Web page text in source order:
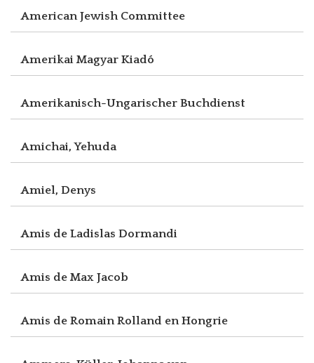
American Jewish Committee
Amerikai Magyar Kiadó
Amerikanisch-Ungarischer Buchdienst
Amichai, Yehuda
Amiel, Denys
Amis de Ladislas Dormandi
Amis de Max Jacob
Amis de Romain Rolland en Hongrie